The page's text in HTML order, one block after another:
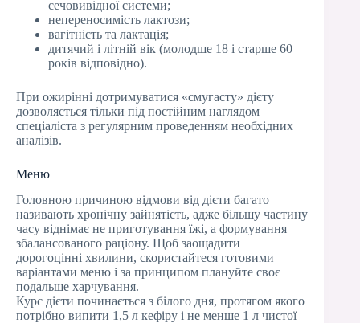
сечовивідної системи;
непереносимість лактози;
вагітність та лактація;
дитячий і літній вік (молодше 18 і старше 60
років відповідно).
При ожирінні дотримуватися «смугасту» дієту
дозволяється тільки під постійним наглядом
спеціаліста з регулярним проведенням необхідних
аналізів.
Меню
Головною причиною відмови від дієти багато
називають хронічну зайнятість, адже більшу частину
часу віднімає не приготування їжі, а формування
збалансованого раціону. Щоб заощадити
дорогоцінні хвилини, скористайтеся готовими
варіантами меню і за принципом плануйте своє
подальше харчування.
Курс дієти починається з білого дня, протягом якого
потрібно випити 1,5 л кефіру і не менше 1 л чистої